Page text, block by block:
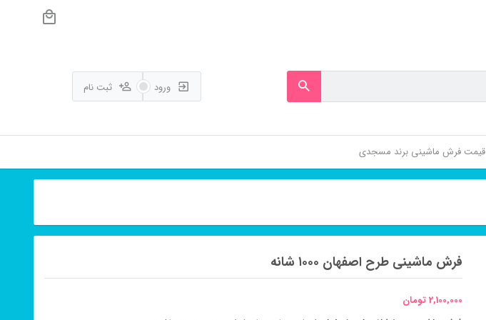
ورود ثبت نام
قیمت فرش ماشینی برند مسجدی
فرش ماشینی طرح اصفهان ۱۰۰۰ شانه
2,100,000 تومان